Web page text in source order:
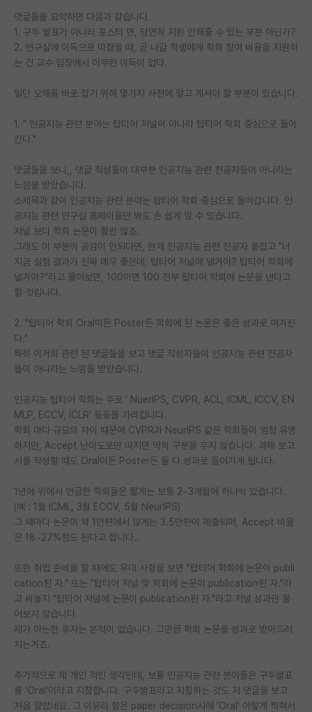
임용 정보 게시판
학부 인턴 게시판
PI 전용 게시판
특수/전문대학원 게시판
반도체/AI 게시판
장학금/장학생 게시판
학술 정보 게시판
홍보 게시판
커리어
유학교육
반도체 아카데미
재팬라운지 🌸
댓글들을 요약하면 다음과 같습니다.
1. 구두 발표가 아니라 포스터 면, 당연히 지원 안해줄 수 있는 부분 아닌가?
2. 연구실에 이득으로 따졌을 때, 곧 나갈 학생에게 학회 참여 비용을 지원하
는 건 교수 입장에서 아무런 이득이 없다.
일단 오해를 바로 잡기 위해 몇가지 사전에 알고 계셔야 할 부분이 있습니다.
1. " 인공지능 관련 분야는 탑티어 저널이 아니라 탑티어 학회 중심으로 돌아
간다."
댓글들을 보니,, 댓글 작성들이 대부분 인공지능 관련 전공자들이 아니라는
느낌을 받았습니다.
소제목과 같이 인공지능 관련 분야는 탑티어 학회 중심으로 돌아갑니다. 인
공지능 관련 연구실 홈페이들만 봐도 손 쉽게 알 수 있습니다.
저널 보다 학회 논문이 훨씬 많죠.
그래도 이 부분이 공감이 안되다면, 현재 인공지능 관련 전공자 붙잡고 "너
지금 실험 결과가 진짜 매우 좋은데, 탑티어 저널에 낼거야? 탑티어 학회에
낼거야?"라고 물어보면, 100이면 100 전부 탑티어 학회에 논문을 낸다고
할 것입니다.
2. "탑티어 학회 Oral이든 Poster든 학회에 된 논문은 좋은 성과로 여겨진
다."
특히 이거와 관련 된 댓글들을 보고 댓글 작성자들이 인공지능 관련 전공자
들이 아니라는 느낌을 받았습니다.
인공지능 탑티어 학회는 주로 ' NuerIPS, CVPR, ACL, ICML, ICCV, EN
MLP, ECCV, ICLR' 등등을 가리킵니다.
학회 마다 규모의 차이 때문에 CVPR과 NeurIPS 같은 학회들이 엄청 유명
하지만, Accept 난이도로만 따지면 딱히 구분을 두지 않습니다. 과제 보고
서를 작성할 때도 Oral이든 Poster든 둘 다 성과로 들어가게 됩니다.
1년에 위에서 언급한 학회들은 짧게는 보통 2~3개월에 하나씩 있습니다.
(예 : 1월 ICML, 3월 ECCV, 5월 NeurIPS)
그 때마다 논문이 약 1만편에서 많게는 3.5만편이 제출되며, Accept 비율
은 18~27%정도 된다고 합니다..
또한 취업 준비를 할 때에도 우대 사항을 보면 "탑티어 학회에 논문이 publi
cation된 자." 또는 "탑티어 저널 및 학회에 논문이 publication된 자."라
고 써놓지 "탑티어 저널에 논문이 publication된 자."라고 저널 성과만 물
어보지 않습니다.
제가 아는한 후자는 본적이 없습니다. 그만큼 학회 논문을 성과로 받아드려
지는거죠.
추가적으로 제 개인 적인 생각인데, 보통 인공지능 관련 분야들은 구두발표
를 'Oral'이라고 지칭합니다. 구두발표라고 지칭하는 것도 저 댓글을 보고
처음 알았네요. 그 이유라 함은 paper decision시에 'Oral' 이렇게 찍혀서